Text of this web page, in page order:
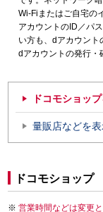
Wi-Fiまたはご自宅の
アカウントのID／パ
い方も、dアカウント
dアカウントの発行・
ドコモショッ
量販店などを
ドコモショップ
営業時間などは変更